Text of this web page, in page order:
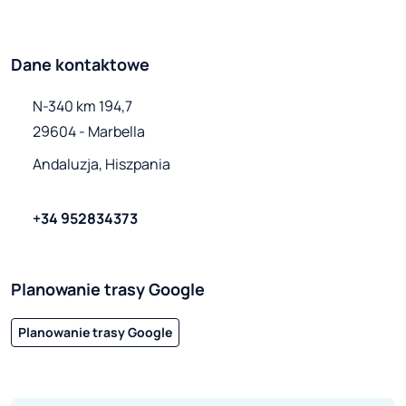
Dane kontaktowe
N-340 km 194,7
29604 - Marbella
Andaluzja, Hiszpania
+34 952834373
Planowanie trasy Google
Planowanie trasy Google